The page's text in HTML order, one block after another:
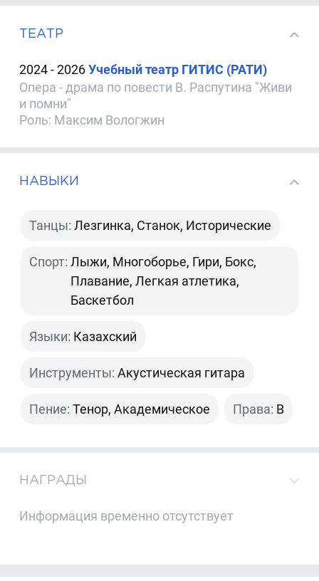
ТЕАТР
2024 - 2026Учебный театр ГИТИС (РАТИ)
Опера - драма по повести В. Распутина "Живи
и помни"
Роль: Максим Вологжин
НАВЫКИ
Танцы: Лезгинка, Станок, Исторические
Спорт: Лыжи, Многоборье, Гири, Бокс,
Плавание, Легкая атлетика,
Баскетбол
Языки: Казахский
Инструменты: Акустическая гитара
Пение: Тенор, Академическое Права: B
НАГРАДЫ
Информация временно отсутствует